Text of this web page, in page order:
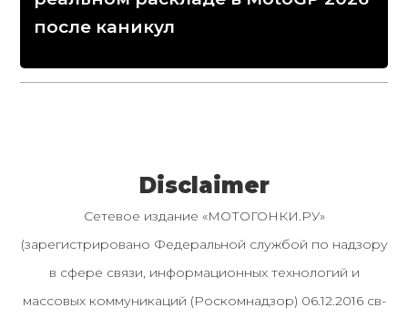
после каникул
Disclaimer
Сетевое издание «МОТОГОНКИ.РУ»
(зарегистрировано Федеральной службой по надзору
в сфере связи, информационных технологий и
массовых коммуникаций (Роскомнадзор) 06.12.2016 св-